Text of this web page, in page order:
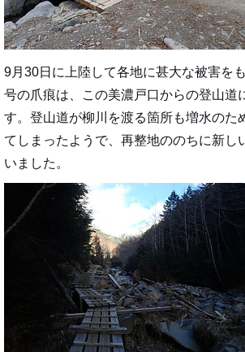
9月30日に上陸して各地に甚大な被害を
号の爪痕は、この美濃戸口からの登山道
す。登山道が柳川を渡る箇所も増水のた
てしまったようで、再整地ののちに新し
いました。